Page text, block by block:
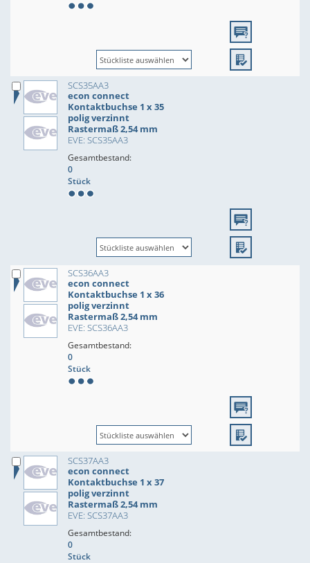
SCS35AA3
econ connect
Kontaktbuchse 1 x 35
polig verzinnt
Rastermaß 2,54 mm
EVE: SCS35AA3
Gesamtbestand:
0
Stück
SCS36AA3
econ connect
Kontaktbuchse 1 x 36
polig verzinnt
Rastermaß 2,54 mm
EVE: SCS36AA3
Gesamtbestand:
0
Stück
SCS37AA3
econ connect
Kontaktbuchse 1 x 37
polig verzinnt
Rastermaß 2,54 mm
EVE: SCS37AA3
Gesamtbestand:
0
Stück